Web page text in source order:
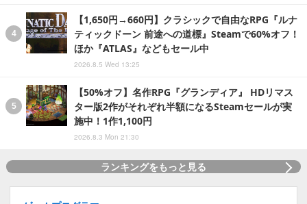
【1,650円→660円】クラシックで自由なRPG『ルナ
ティックドーン 前途への道標』Steamで60%オフ！
ほか『ATLAS』などもセール中
2026.8.5 Wed 13:25
【50%オフ】名作RPG『グランディア』 HDリマス
ター版2作がそれぞれ半額になるSteamセールが実
施中！1作1,100円
2026.8.3 Mon 21:30
ランキングをもっと見る